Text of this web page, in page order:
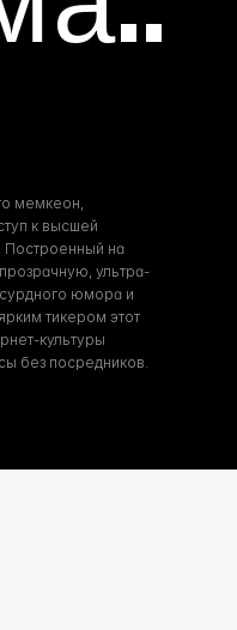
мемкеон,
к высшей
Построенный на
ультра-
юмора и
тикером этот
культуры
без посредников.